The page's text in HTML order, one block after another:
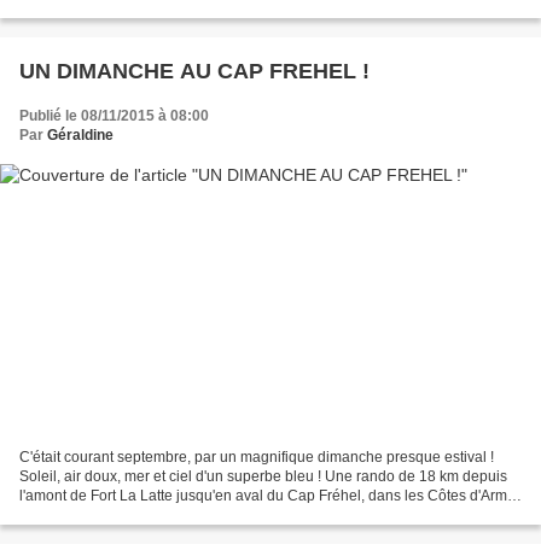
UN DIMANCHE AU CAP FREHEL !
Publié le 08/11/2015 à 08:00
Par Géraldine
C'était courant septembre, par un magnifique dimanche presque estival !
Soleil, air doux, mer et ciel d'un superbe bleu ! Une rando de 18 km depuis
l'amont de Fort La Latte jusqu'en aval du Cap Fréhel, dans les Côtes d'Armor